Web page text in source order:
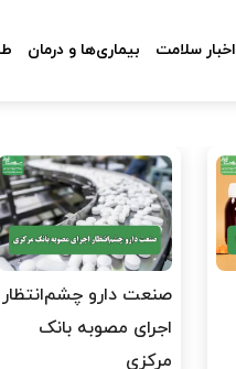
اخبار سلامت بیماری‌ها و درمان
صنعت دارو چشم‌انتظار
اجرای مصوبه بانک
مرکزی